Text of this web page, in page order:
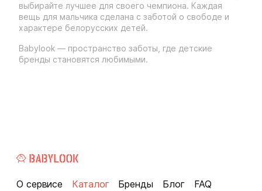
выбирайте лучшее для своего чемпиона. Каждая
вещь для мальчика сделана с заботой о свободе и
характере белорусских детей.
Babylook — пространство заботы, где детские
бренды становятся любимыми.
О сервисе Каталог Бренды Блог
FAQ